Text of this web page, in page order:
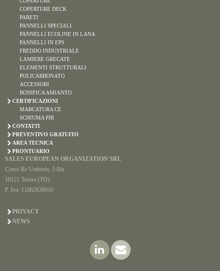
COPERTURE DECK
PARETI
PANNELLI SPECIALI
PANNELLI ECOLINE IN LANA
PANNELLI IN EPS
FREDDO INDUSTRIALE
LAMIERE GRECATE
ELEMENTI STRUTTURALI
POLICARBONATO
ACCESSORI
BONIFICA AMIANTO
CERTIFICAZIONI
MARCATURA CE
SCHIUMA PIR
CONTATTI
PREVENTIVO GRATUITO
AREA TECNICA
PRONTUARIO
SALES EUROPEAN ORGANIZATION SRL
Corso Re Umberto, 5 Bis
10121 Torino (TO)
P. Iva: 11862630016
PRIVACY
NEWS